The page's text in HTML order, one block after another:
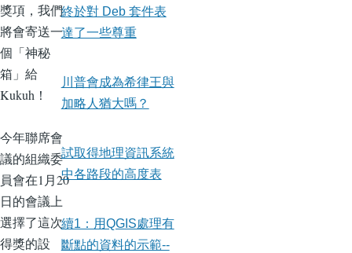
獎項，我們
將會寄送一
個「神秘
箱」給
Kukuh！
今年聯席會
議的組織委
員會在1月20
日的會議上
選擇了這次
得獎的設
終於對 Deb 套件表
達了一些尊重
川普會成為希律王與
加略人猶大嗎？
試取得地理資訊系統
中各路段的高度表
續1：用QGIS處理有
斷點的資料的示範--